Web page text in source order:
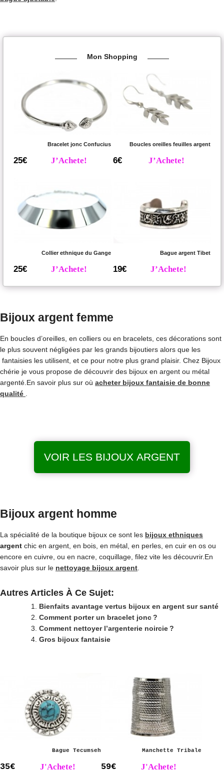
Mon Shopping
Bracelet jonc Confucius
25€ J’Achete!
Boucles oreilles feuilles argent
6€ J’Achete!
Collier ethnique du Gange
25€ J’Achete!
Bague argent Tibet
19€ J’Achete!
Bijoux argent femme
En boucles d’oreilles, en colliers ou en bracelets, ces décorations sont
le plus souvent négligées par les grands bijoutiers alors que les
fantaisies les utilisent, et ce pour notre plus grand plaisir. Chez Bijoux
chérie je vous propose de découvrir des bijoux en argent ou métal
argenté.En savoir plus sur où acheter bijoux fantaisie de bonne
qualité .
VOIR LES BIJOUX ARGENT
Bijoux argent homme
La spécialité de la boutique bijoux ce sont les bijoux ethniques
argent chic en argent, en bois, en métal, en perles, en cuir en os ou
encore en cuivre, ou en nacre, coquillage, filez vite les découvrir.En
savoir plus sur le nettoyage bijoux argent.
Autres Articles À Ce Sujet:
Bienfaits avantage vertus bijoux en argent sur santé
Comment porter un bracelet jonc ?
Comment nettoyer l’argenterie noircie ?
Gros bijoux fantaisie
Bague Tecumseh
35€ J'Achete!
Manchette Tribale
59€ J'Achete!